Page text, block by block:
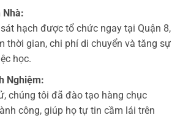
Nhà:
hạch được tổ chức ngay tại Quận 8,
thời gian, chi phí di chuyển và tăng sự
học.
Nghiệm:
chúng tôi đã đào tạo hàng chục
công, giúp họ tự tin cầm lái trên